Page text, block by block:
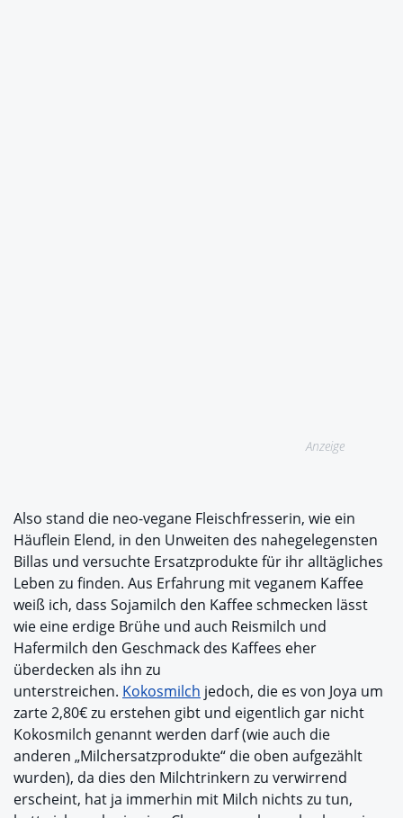
Anzeige
Also stand die neo-vegane Fleischfresserin, wie ein
Häuflein Elend, in den Unweiten des nahegelegensten
Billas und versuchte Ersatzprodukte für ihr alltägliches
Leben zu finden. Aus Erfahrung mit veganem Kaffee
weiß ich, dass Sojamilch den Kaffee schmecken lässt
wie eine erdige Brühe und auch Reismilch und
Hafermilch den Geschmack des Kaffees eher
überdecken als ihn zu
unterstreichen. Kokosmilch jedoch, die es von Joya um
zarte 2,80€ zu erstehen gibt und eigentlich gar nicht
Kokosmilch genannt werden darf (wie auch die
anderen „Milchersatzprodukte“ die oben aufgezählt
wurden), da dies den Milchtrinkern zu verwirrend
erscheint, hat ja immerhin mit Milch nichts zu tun,